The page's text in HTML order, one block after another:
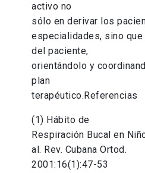
activo no
sólo en derivar los
especialidades, sino
del paciente,
orientándolo y
plan
terapéutico.Referencias
(1) Hábito de
Respiración Bucal en
al. Rev. Cubana Ortod.
2001:16(1):47-53